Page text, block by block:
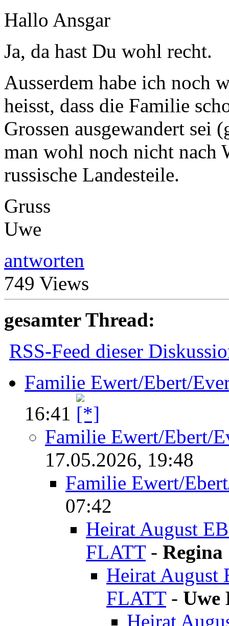
Hallo Ansgar
Ja, da hast Du wohl recht.
Ausserdem habe ich noch
heisst, dass die Familie
Grossen ausgewandert sei
man wohl noch nicht nach
russische Landesteile.
Gruss
Uwe
antworten
749 Views
gesamter Thread:
RSS-Feed dieser
Familie Ewert/Ebert/
16:41
Familie Ewert/Ebert/
17.05.2026, 19:48
Familie Ewert/
07:42
Heirat August
FLATT- Regina
Heirat August
FLATT- Uwe
Heirat